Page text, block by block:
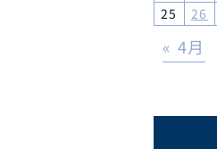
25
26
« 4月